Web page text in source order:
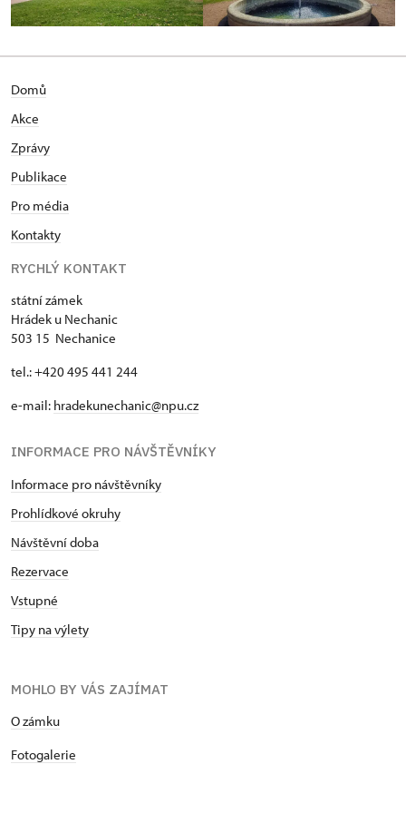
Domů
Akce
Zprávy
Publikace
Pro média
Kontakty
RYCHLÝ KONTAKT
státní zámek
Hrádek u Nechanic
503 15 Nechanice
tel.: +420 495 441 244
e-mail: hradekunechanic@npu.cz
INFORMACE PRO NÁVŠTĚVNÍKY
Informace pro návštěvníky
Prohlídkové okruhy
Návštěvní doba
Rezervace
Vstupné
Tipy na výlety
MOHLO BY VÁS ZAJÍMAT
O zámku
Fotogalerie